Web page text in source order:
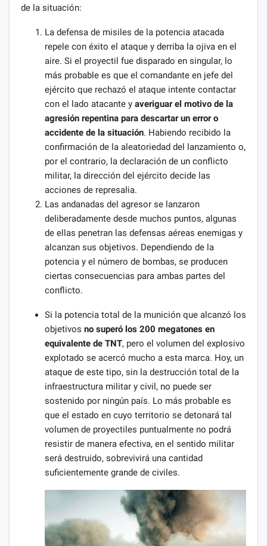
de la situación:
La defensa de misiles de la potencia atacada
repele con éxito el ataque y derriba la ojiva en el
aire. Si el proyectil fue disparado en singular, lo
más probable es que el comandante en jefe del
ejército que rechazó el ataque intente contactar
con el lado atacante y averiguar el motivo de la
agresión repentina para descartar un error o
accidente de la situación. Habiendo recibido la
confirmación de la aleatoriedad del lanzamiento o,
por el contrario, la declaración de un conflicto
militar, la dirección del ejército decide las
acciones de represalia.
Las andanadas del agresor se lanzaron
deliberadamente desde muchos puntos, algunas
de ellas penetran las defensas aéreas enemigas y
alcanzan sus objetivos. Dependiendo de la
potencia y el número de bombas, se producen
ciertas consecuencias para ambas partes del
conflicto.
Si la potencia total de la munición que alcanzó los
objetivos no superó los 200 megatones en
equivalente de TNT, pero el volumen del explosivo
explotado se acercó mucho a esta marca. Hoy, un
ataque de este tipo, sin la destrucción total de la
infraestructura militar y civil, no puede ser
sostenido por ningún país. Lo más probable es
que el estado en cuyo territorio se detonará tal
volumen de proyectiles puntualmente no podrá
resistir de manera efectiva, en el sentido militar
será destruido, sobrevivirá una cantidad
suficientemente grande de civiles.